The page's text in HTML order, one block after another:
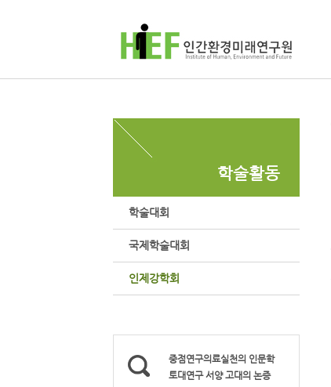
학술활동
학술대회
국제학술대회
인제강학회
중점연구의료실천의 인문학
토대연구 서양 고대의 논증